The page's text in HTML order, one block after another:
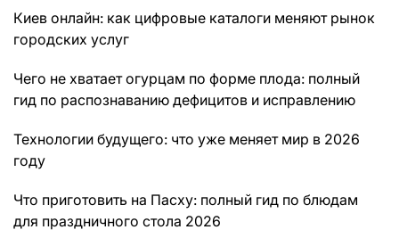
Киев онлайн: как цифровые каталоги меняют рынок
городских услуг
Чего не хватает огурцам по форме плода: полный
гид по распознаванию дефицитов и исправлению
Технологии будущего: что уже меняет мир в 2026
году
Что приготовить на Пасху: полный гид по блюдам
для праздничного стола 2026